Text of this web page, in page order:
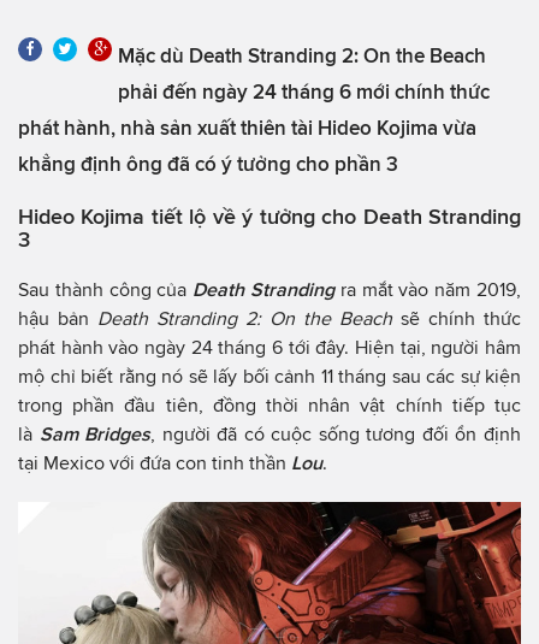
Mặc dù Death Stranding 2: On the Beach
phải đến ngày 24 tháng 6 mới chính thức
phát hành, nhà sản xuất thiên tài Hideo Kojima vừa
khẳng định ông đã có ý tưởng cho phần 3
Hideo Kojima tiết lộ về ý tưởng cho Death Stranding
3
Sau thành công của Death Stranding ra mắt vào năm 2019,
hậu bản Death Stranding 2: On the Beachsẽ chính thức
phát hành vào ngày 24 tháng 6 tới đây. Hiện tại, người hâm
mộ chỉ biết rằng nó sẽ lấy bối cảnh 11 tháng sau các sự kiện
trong phần đầu tiên, đồng thời nhân vật chính tiếp tục
là Sam Bridges, người đã có cuộc sống tương đối ổn định
tại Mexico với đứa con tinh thần Lou.